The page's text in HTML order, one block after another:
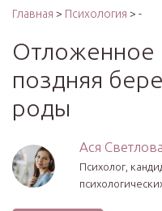
Главная > Психология > -
Отложенное
поздняя
роды
Ася Светлова
Психолог,